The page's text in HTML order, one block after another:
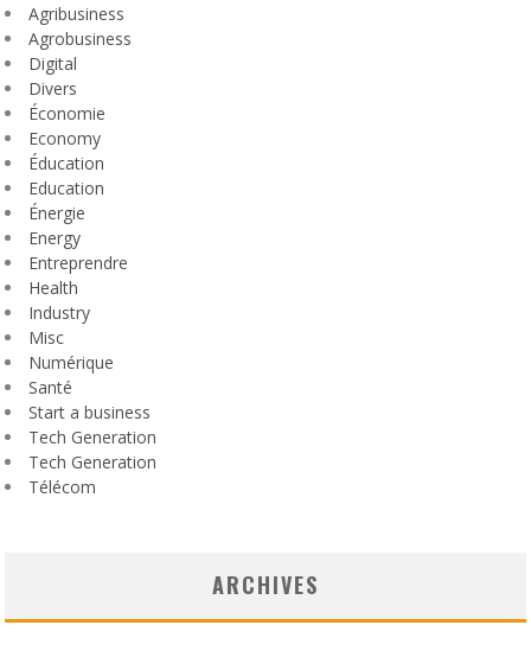
Agribusiness
Agrobusiness
Digital
Divers
Économie
Economy
Éducation
Education
Énergie
Energy
Entreprendre
Health
Industry
Misc
Numérique
Santé
Start a business
Tech Generation
Tech Generation
Télécom
ARCHIVES